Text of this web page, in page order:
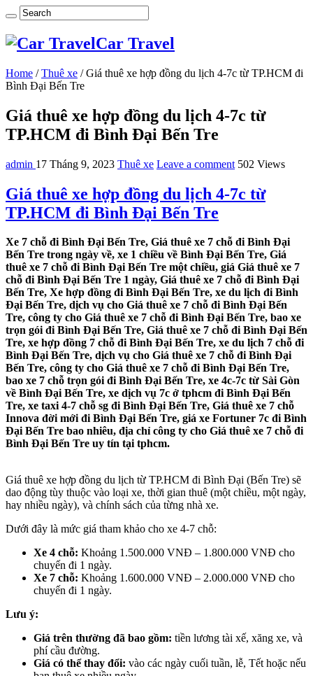
Car Travel
Home / Thuê xe / Giá thuê xe hợp đồng du lịch 4-7c từ TP.HCM đi
Bình Đại Bến Tre
Giá thuê xe hợp đồng du lịch 4-7c từ
TP.HCM đi Bình Đại Bến Tre
admin 17 Tháng 9, 2023 Thuê xe Leave a comment 502 Views
Giá thuê xe hợp đồng du lịch 4-7c từ
TP.HCM đi Bình Đại Bến Tre
Xe 7 chỗ đi Bình Đại Bến Tre, Giá thuê xe 7 chỗ đi Bình Đại
Bến Tre trong ngày về, xe 1 chiều về Bình Đại Bến Tre, Giá
thuê xe 7 chỗ đi Bình Đại Bến Tre một chiều, giá Giá thuê xe 7
chỗ đi Bình Đại Bến Tre 1 ngày, Giá thuê xe 7 chỗ đi Bình Đại
Bến Tre, Xe hợp đồng đi Bình Đại Bến Tre, xe du lịch đi Bình
Đại Bến Tre, dịch vụ cho Giá thuê xe 7 chỗ đi Bình Đại Bến
Tre, công ty cho Giá thuê xe 7 chỗ đi Bình Đại Bến Tre, bao xe
trọn gói đi Bình Đại Bến Tre, Giá thuê xe 7 chỗ đi Bình Đại Bến
Tre, xe hợp đồng 7 chỗ đi Bình Đại Bến Tre, xe du lịch 7 chỗ đi
Bình Đại Bến Tre, dịch vụ cho Giá thuê xe 7 chỗ đi Bình Đại
Bến Tre, công ty cho Giá thuê xe 7 chỗ đi Bình Đại Bến Tre,
bao xe 7 chỗ trọn gói đi Bình Đại Bến Tre, xe 4c-7c từ Sài Gòn
về Bình Đại Bến Tre, xe dịch vụ 7c ở tphcm đi Bình Đại Bến
Tre, xe taxi 4-7 chỗ sg đi Bình Đại Bến Tre, Giá thuê xe 7 chỗ
Innova đời mới đi Bình Đại Bến Tre, giá xe Fortuner 7c đi Bình
Đại Bến Tre bao nhiêu, địa chỉ công ty cho Giá thuê xe 7 chỗ đi
Bình Đại Bến Tre uy tín tại tphcm.
Giá thuê xe hợp đồng du lịch từ TP.HCM đi Bình Đại (Bến Tre) sẽ
dao động tùy thuộc vào loại xe, thời gian thuê (một chiều, một ngày,
hay nhiều ngày), và chính sách của từng nhà xe.
Dưới đây là mức giá tham khảo cho xe 4-7 chỗ:
Xe 4 chỗ: Khoảng 1.500.000 VNĐ – 1.800.000 VNĐ cho
chuyến đi 1 ngày.
Xe 7 chỗ: Khoảng 1.600.000 VNĐ – 2.000.000 VNĐ cho
chuyến đi 1 ngày.
Lưu ý:
Giá trên thường đã bao gồm: tiền lương tài xế, xăng xe, và
phí cầu đường.
Giá có thể thay đổi: vào các ngày cuối tuần, lễ, Tết hoặc nếu